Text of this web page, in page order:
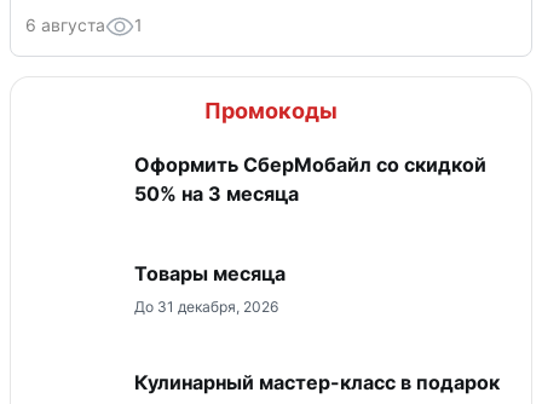
6 августа 1
Промокоды
Оформить СберМобайл со скидкой
50% на 3 месяца
Товары месяца
До 31 декабря, 2026
Кулинарный мастер-класс в подарок